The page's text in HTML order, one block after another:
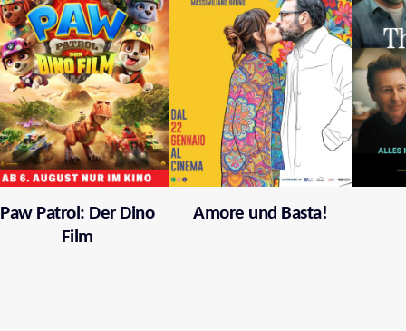
Paw Patrol: Der Dino
Film
Amore und Basta!